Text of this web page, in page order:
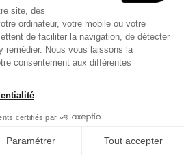
site, des
ordinateur, votre mobile ou votre
de faciliter la navigation, de détecter
remédier. Nous vous laissons la
consentement aux différentes
certifiés par
Paramétrer Tout accepter
NATURE &
PAYSAGE -
EDITION 2007 -
PATRIMOINE
TERRE